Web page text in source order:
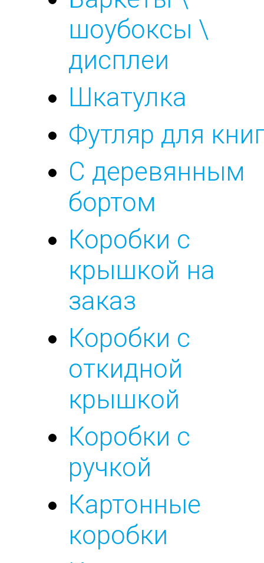
шоубоксы \
дисплеи
Шкатулка
Футляр для
С деревянным
бортом
Коробки с
крышкой на
заказ
Коробки с
откидной
крышкой
Коробки с
ручкой
Картонные
коробки